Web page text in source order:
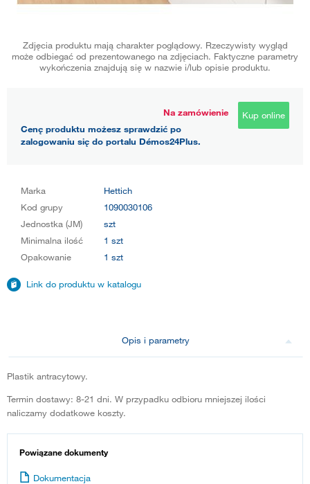
Zdjęcia produktu mają charakter poglądowy. Rzeczywisty wygląd
może odbiegać od prezentowanego na zdjęciach. Faktyczne parametry
wykończenia znajdują się w nazwie i/lub opisie produktu.
Na zamówienie
Cenę produktu możesz sprawdzić po
zalogowaniu się do portalu Démos24Plus.
Kup online
Marka
Hettich
Kod grupy
1090030106
Jednostka (JM)
szt
Minimalna ilość
1 szt
Opakowanie
1 szt
Link do produktu w katalogu
Opis i parametry
Plastik antracytowy.
Termin dostawy: 8-21 dni. W przypadku odbioru mniejszej ilości
naliczamy dodatkowe koszty.
Powiązane dokumenty
Dokumentacja